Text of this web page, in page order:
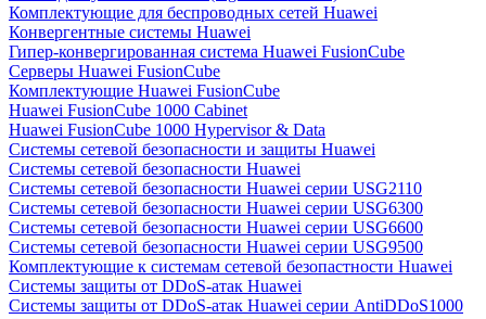
Комплектующие для беспроводных сетей Huawei
Конвергентные системы Huawei
Гипер-конвергированная система Huawei FusionCube
Серверы Huawei FusionCube
Комплектующие Huawei FusionCube
Huawei FusionCube 1000 Cabinet
Huawei FusionCube 1000 Hypervisor & Data
Системы сетевой безопасности и защиты Huawei
Системы сетевой безопасности Huawei
Системы сетевой безопасности Huawei серии USG2110
Системы сетевой безопасности Huawei серии USG6300
Системы сетевой безопасности Huawei серии USG6600
Системы сетевой безопасности Huawei серии USG9500
Комплектующие к системам сетевой безопастности Huawei
Системы защиты от DDoS-атак Huawei
Системы защиты от DDoS-атак Huawei серии AntiDDoS1000